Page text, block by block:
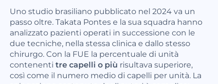
Uno studio brasiliano pubblicato nel 2024 va un
passo oltre. Takata Pontes e la sua squadra hanno
analizzato pazienti operati in successione con le
due tecniche, nella stessa clinica e dallo stesso
chirurgo. Con la FUE la percentuale di unità
contenenti tre capelli o più risultava superiore,
così come il numero medio di capelli per unità. La